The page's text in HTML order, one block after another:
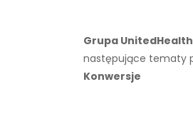
Grupa UnitedHealth
następujące tematy
Konwersje